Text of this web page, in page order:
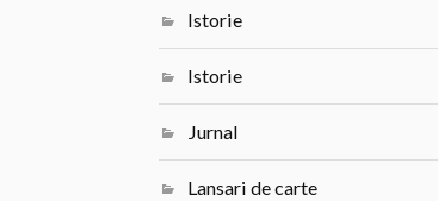
Istorie
Istorie
Jurnal
Lansari de carte